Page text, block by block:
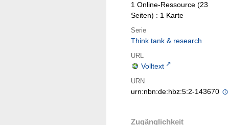
1 Online-Ressource (23
Seiten) : 1 Karte
Serie
Think tank & research
URL
Volltext
URN
urn:nbn:de:hbz:5:2-143670
Zugänglichkeit